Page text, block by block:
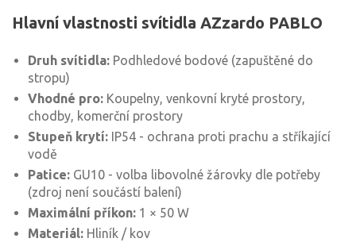
Hlavní vlastnosti svítidla AZzardo PABLO
Druh svítidla: Podhledové bodové (zapuštěné do
stropu)
Vhodné pro: Koupelny, venkovní kryté prostory,
chodby, komerční prostory
Stupeň krytí: IP54 - ochrana proti prachu a stříkající
vodě
Patice: GU10 - volba libovolné žárovky dle potřeby
(zdroj není součástí balení)
Maximální příkon: 1 × 50 W
Materiál: Hliník / kov